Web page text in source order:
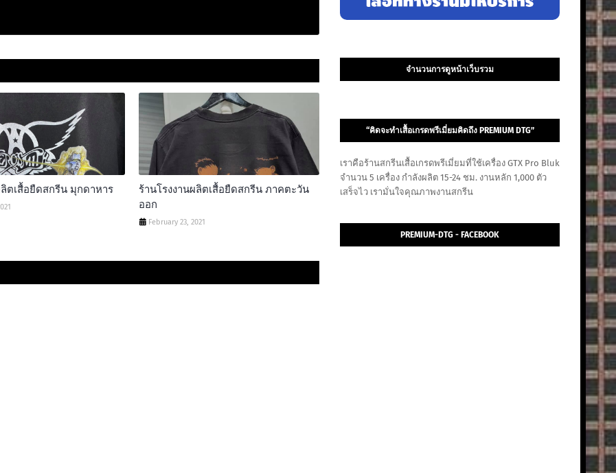
ลิตเสื้อยืดสกรีน มุกดาหาร
ร้านโรงงานผลิตเสื้อยืดสกรีน ภาคตะวัน
ออก
February 23, 2021
จำนวนการดูหน้าเว็บรวม
“คิดจะทำเสื้อเกรดพรีเมี่ยมคิดถึง PREMIUM DTG”
เราคือร้านสกรีนเสื้อเกรดพรีเมี่ยมที่ใช้เครื่อง GTX Pro Bluk
จำนวน 5 เครื่อง กำลังผลิต 15-24 ชม. งานหลัก 1,000 ตัว
เสร็จไว เรามั่นใจคุณภาพงานสกรีน
PREMIUM-DTG - FACEBOOK